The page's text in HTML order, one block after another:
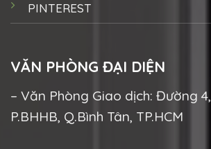
PINTEREST
VĂN PHÒNG ĐẠI DIỆN
– Văn Phòng Giao dịch: Đường
P.BHHB, Q.Bình Tân, TP.HCM